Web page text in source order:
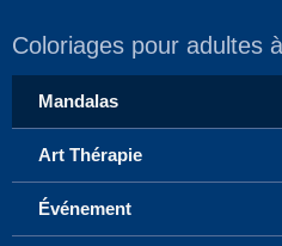
Coloriages pour adultes
Mandalas
Art Thérapie
Événement